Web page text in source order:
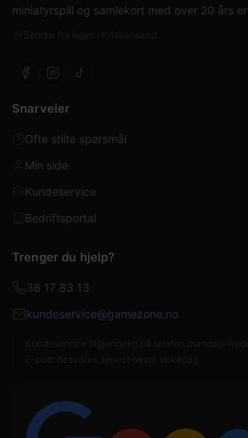
miniatyrspill og samlekort med over 20 års
Snarveier
Ofte stilte spørsmål
Min side
Kundeservice
Bedriftsportal
Trenger du hjelp?
38 17 83 13
kundeservice@gamezone.no